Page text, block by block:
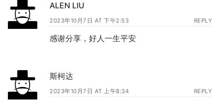
ALEN LIU
2023年10月7日 AT 下午2:53 REPLY
感谢分享，好人一生平安
斯柯达
2023年10月7日 AT 上午8:34 REPLY